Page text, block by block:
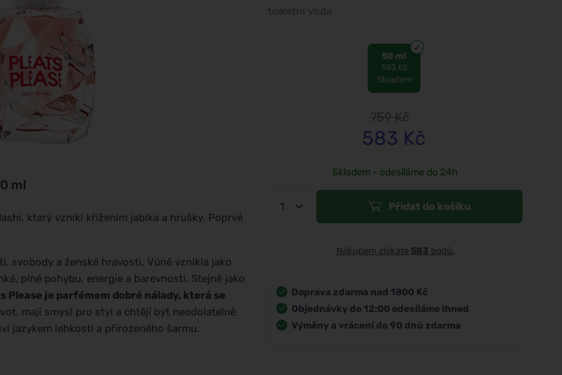
ml
který vznikl křížením jablka a hrušky. Poprvé
svobody a ženské hravosti. Vůně vznikla jako
plné pohybu, energie a barevnosti. Stejně jako
Please je parfémem dobré nálady, která se
mají smysl pro styl a chtějí být neodolatelně
jazykem lehkosti a přirozeného šarmu.
toaletní voda
50 ml
583 Kč
Skladem
759Kč
583 Kč
Skladem - odesíláme do 24h
Přidat do košíku
Nákupem získáte 583 bodů.
Doprava zdarma nad 1800 Kč
Objednávky do 12:00 odesíláme ihned
Výměny a vrácení do 90 dnů zdarma